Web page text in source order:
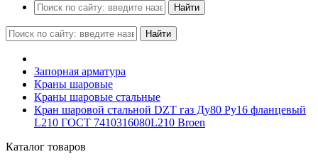
Найти
Найти
Запорная арматура
Краны шаровые
Краны шаровые стальные
Кран шаровой стальной DZT газ Ду80 Ру16 фланцевый
L210 ГОСТ 7410316080L210 Broen
Каталог товаров